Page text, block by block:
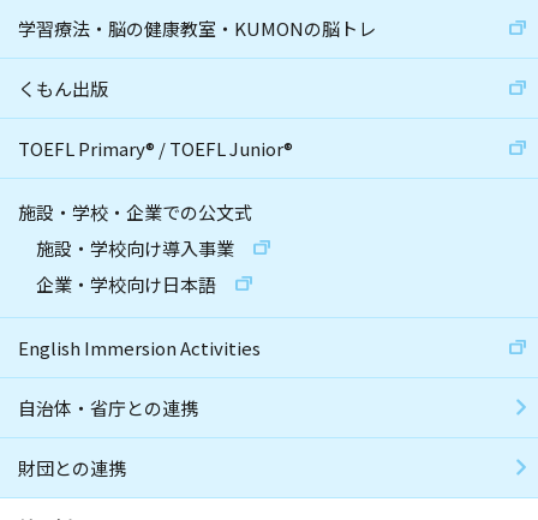
学習療法・脳の健康教室・KUMONの脳トレ
くもん出版
TOEFL Primary® /TOEFL Junior®
施設・学校・企業での公文式
施設・学校向け導入事業
企業・学校向け日本語
English Immersion Activities
自治体・省庁との連携
財団との連携